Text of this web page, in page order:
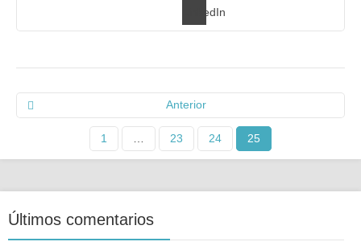
LinkedIn
Anterior
1 23 24 25
Últimos comentarios